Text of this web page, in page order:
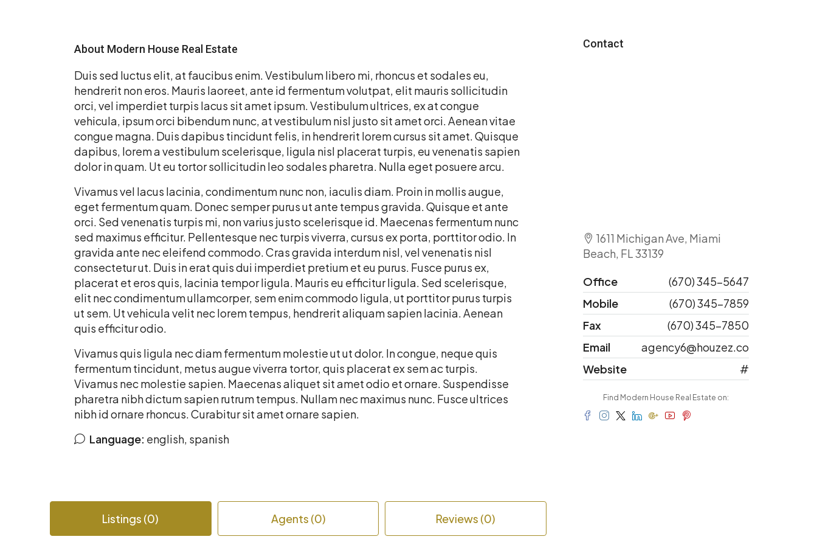
About Modern House Real Estate
Duis sed luctus elit, at faucibus enim. Vestibulum libero mi, rhoncus et sodales eu,
hendrerit non eros. Mauris laoreet, ante id fermentum volutpat, elit mauris sollicitudin
orci, vel imperdiet turpis lacus sit amet ipsum. Vestibulum ultrices, ex at congue
vehicula, ipsum orci bibendum nunc, at vestibulum nisl justo sit amet orci. Aenean vitae
congue magna. Duis dapibus tincidunt felis, in hendrerit lorem cursus sit amet. Quisque
dapibus, lorem a vestibulum scelerisque, ligula nisl placerat turpis, eu venenatis sapien
dolor in quam. Ut eu tortor sollicitudin leo sodales pharetra. Nulla eget posuere arcu.
Vivamus vel lacus lacinia, condimentum nunc non, iaculis diam. Proin in mollis augue,
eget fermentum quam. Donec semper purus ut ante tempus gravida. Quisque et ante
orci. Sed venenatis turpis mi, non varius justo scelerisque id. Maecenas fermentum nunc
sed maximus efficitur. Pellentesque nec turpis viverra, cursus ex porta, porttitor odio. In
gravida ante nec eleifend commodo. Cras gravida interdum nisl, vel venenatis nisl
consectetur ut. Duis in erat quis dui imperdiet pretium et eu purus. Fusce purus ex,
placerat et eros quis, lacinia tempor ligula. Mauris eu efficitur ligula. Sed scelerisque,
elit nec condimentum ullamcorper, sem enim commodo ligula, ut porttitor purus turpis
ut sem. Ut vehicula velit nec lorem tempus, hendrerit aliquam sapien lacinia. Aenean
quis efficitur odio.
Vivamus quis ligula nec diam fermentum molestie ut ut dolor. In congue, neque quis
fermentum tincidunt, metus augue viverra tortor, quis placerat ex sem ac turpis.
Vivamus nec molestie sapien. Maecenas aliquet sit amet odio et ornare. Suspendisse
pharetra nibh dictum sapien rutrum tempus. Nullam nec maximus nunc. Fusce ultrices
nibh id ornare rhoncus. Curabitur sit amet ornare sapien.
Language: english, spanish
Listings (0) Agents (0) Reviews (0)
Contact
1611 Michigan Ave, Miami
Beach, FL 33139
Office
(670) 345-5647
Mobile
(670) 345-7859
Fax
(670) 345-7850
Email
agency6@houzez.co
Website
#
Find Modern House Real Estate on: